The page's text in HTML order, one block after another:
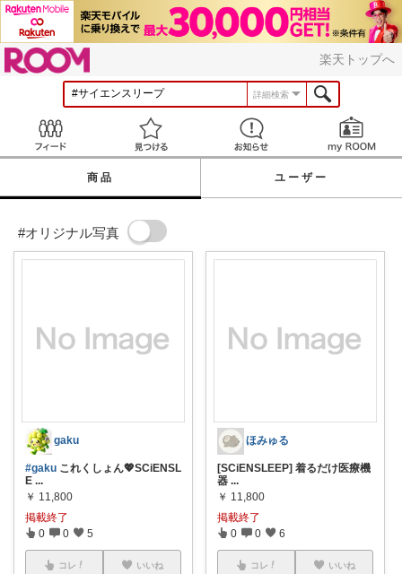
楽天トップへ
詳細検索
見つける お知らせ
商品 ユーザー
#オリジナル写真
gaku
#gaku これくしょん💖SCiENSL
E ...
￥ 11,800
掲載終了
0 0 5
コレ いいね
ほみゅる
[SCiENSLEEP] 着るだけ医療機
器 ...
￥ 11,800
掲載終了
0 0 6
コレ いいね